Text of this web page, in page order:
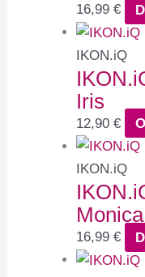
16,99€
IKON.iQ
Iris
12,90€
IKON.iQ
16,99€